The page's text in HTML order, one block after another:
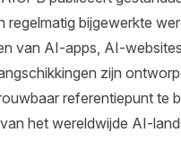
regelmatig bijgewerkte
van AI-apps, AI-
zijn
referentiepunt te
het wereldwijde AI-